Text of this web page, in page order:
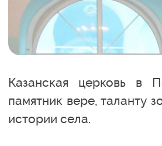
Казанская церковь в
памятник вере, таланту
истории села.